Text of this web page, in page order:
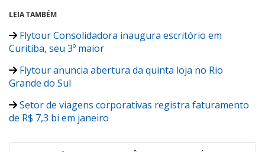
LEIA TAMBÉM
Flytour Consolidadora inaugura escritório em
Curitiba, seu 3º maior
Flytour anuncia abertura da quinta loja no Rio
Grande do Sul
Setor de viagens corporativas registra faturamento
de R$ 7,3 bi em janeiro